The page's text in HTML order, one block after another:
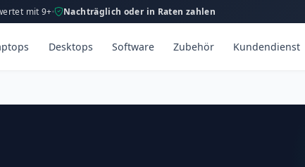
mit 9+ Nachträglich oder in Raten zahlen
Desktops Software Zubehör Kundendienst